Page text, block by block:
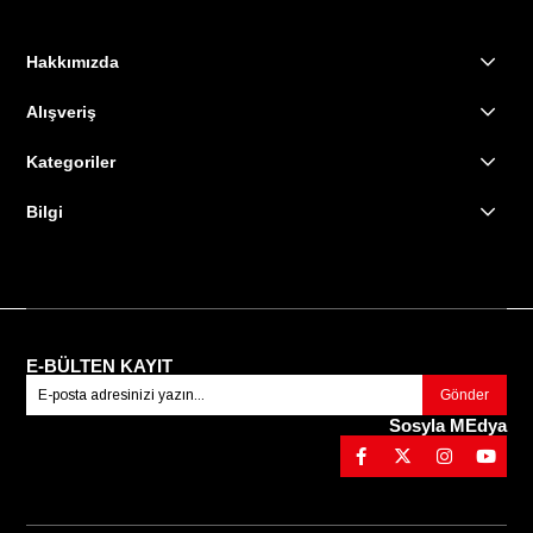
Hakkımızda
Alışveriş
Kategoriler
Bilgi
E-BÜLTEN KAYIT
Gönder
Sosyla MEdya